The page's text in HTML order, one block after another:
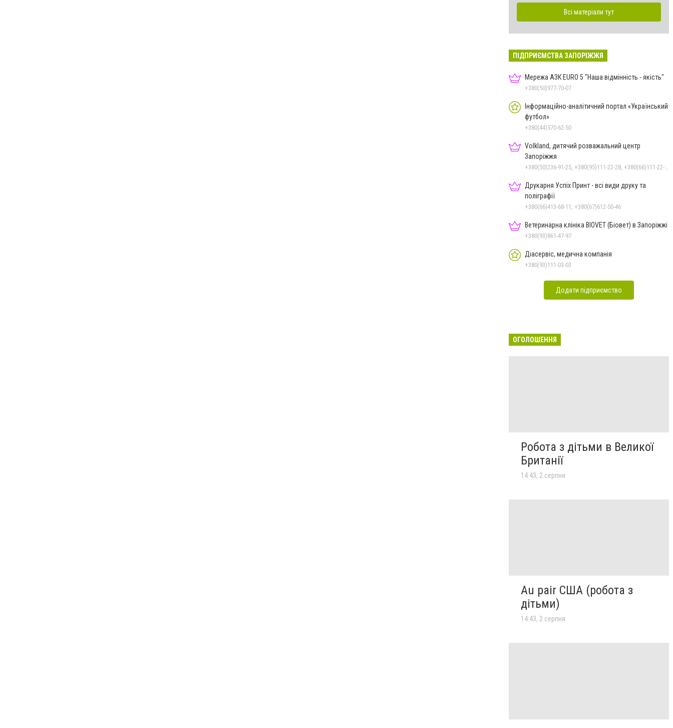
Всі матеріали тут
ПІДПРИЄМСТВА ЗАПОРІЖЖЯ
Мережа АЗК EURO 5 "Наша відмінність - якість"
+380(50)977-70-07
Інформаційно-аналітичний портал «Український
футбол»
+380(44)570-62-50
Volkland, дитячий розважальний центр
Запоріжжя
Друкарня Успіх Принт - всі види друку та
поліграфії
+380(66)413-68-11, +380(67)612-50-46
Ветеринарна клініка BIOVET (Біовет) в Запоріжжі
+380(93)861-47-97
Діасервіс, медична компанія
+380(93)111-03-03
Додати підприємство
ОГОЛОШЕННЯ
Робота з дітьми в Великої
Британії
14:43, 2 серпня
Au pair США (робота з
дітьми)
14:43, 2 серпня